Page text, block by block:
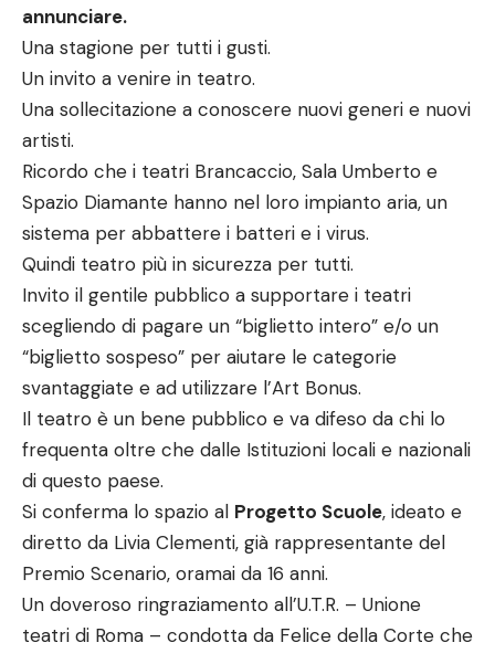
annunciare.
Una stagione per tutti i gusti.
Un invito a venire in teatro.
Una sollecitazione a conoscere nuovi generi e nuovi
artisti.
Ricordo che i teatri Brancaccio, Sala Umberto e
Spazio Diamante hanno nel loro impianto aria, un
sistema per abbattere i batteri e i virus.
Quindi teatro più in sicurezza per tutti.
Invito il gentile pubblico a supportare i teatri
scegliendo di pagare un “biglietto intero” e/o un
“biglietto sospeso” per aiutare le categorie
svantaggiate e ad utilizzare l’Art Bonus.
Il teatro è un bene pubblico e va difeso da chi lo
frequenta oltre che dalle Istituzioni locali e nazionali
di questo paese.
Si conferma lo spazio al Progetto Scuole, ideato e
diretto da Livia Clementi, già rappresentante del
Premio Scenario, oramai da 16 anni.
Un doveroso ringraziamento all’U.T.R. – Unione
teatri di Roma – condotta da Felice della Corte che